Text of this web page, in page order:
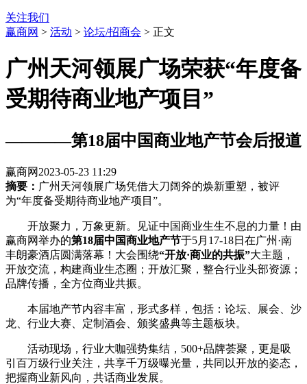
关注我们
赢商网 > 活动 > 论坛/招商会 > 正文
广州天河领展广场荣获“年度备
受期待商业地产项目”
————第18届中国商业地产节会后报道
赢商网 2023-05-23 11:29
摘要： 广州天河领展广场凭借大刀阔斧的焕新重塑，被评
为“年度备受期待商业地产项目”。
开放聚力，万象更新。见证中国商业生生不息的力量！由
赢商网举办的第18届中国商业地产节于5月17-18日在广州·南
丰朗豪酒店圆满落幕！大会围绕“开放·商业的共振”大主题，
开放交流，构建商业生态圈；开放汇聚，整合行业头部资源；
品牌传播，全方位商业共振。
本届地产节内容丰富，形式多样，包括：论坛、展会、沙
龙、行业大赛、定制酒会、颁奖盛典等主题板块。
活动现场，行业大咖强势集结，500+品牌荟聚，更是吸
引百万级行业关注，共享千万级曝光量，共同以开放的姿态，
把握商业新风向，共话商业发展。